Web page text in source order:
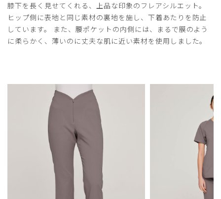
膝下を長く見せてくれる、上品な印象のフレアシルエット。
ヒップ側に表地と同じ素材の裏地を施し、下着あたりを防止
しています。 また、腰ポケットの内側には、まるで膜のよう
に柔らかく、薄いのに丈夫な肌に近い素材を使用しました。